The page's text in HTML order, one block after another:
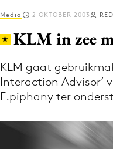
Log in
Volg het laatste
Media 2 OKTOBER 2003
KLM in zee
KLM gaat
Interaction Advisor’
E.piphany ter